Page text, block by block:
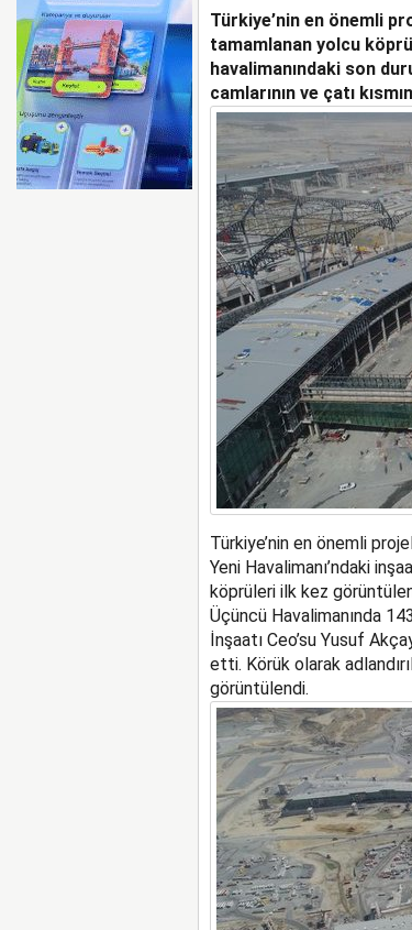
YILIN İLK
ZARAR
Türkiye’nin en önemli
tamamlanan yolcu
havalimanındaki son
camlarının ve çatı
Türkiye’nin en önemli
Yeni Havalimanı’ndaki
köprüleri ilk kez
Üçüncü Havalimanında
İnşaatı Ceo’su Yusuf
etti. Körük olarak
görüntülendi.